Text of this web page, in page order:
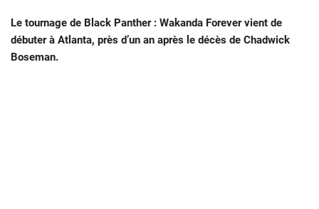
Le tournage de Black Panther : Wakanda Forever vient de
débuter à Atlanta, près d’un an après le décès de Chadwick
Boseman.